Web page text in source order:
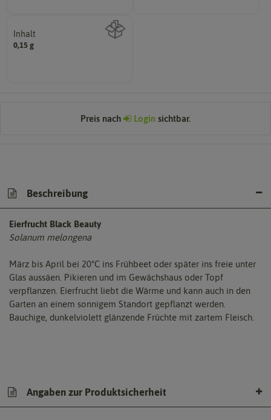
Inhalt
0,15 g
Preis nach Login sichtbar.
Beschreibung
Eierfrucht Black Beauty
Solanum melongena
März bis April bei 20°C ins Frühbeet oder später ins freie unter
Glas aussäen. Pikieren und im Gewächshaus oder Topf
verpflanzen. Eierfrucht liebt die Wärme und kann auch in den
Garten an einem sonnigem Standort gepflanzt werden.
Bauchige, dunkelviolett glänzende Früchte mit zartem Fleisch.
Angaben zur Produktsicherheit